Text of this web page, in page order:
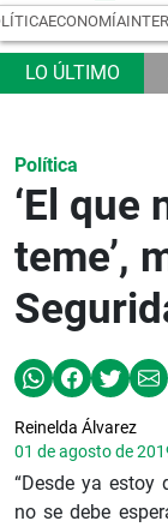
ECONOMÍA
a las MiPymes
Política
‘El que
teme’,
Reinelda Álvarez
01 de agosto de
“Desde ya estoy
no se debe